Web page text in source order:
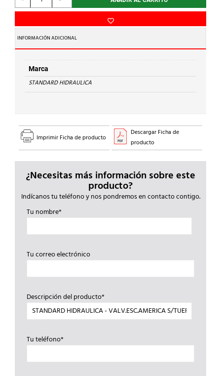
HIDRAULICA
VALV.ESC.AMERICA
S/TUERCA
1/2"-1/2"
cantidad
INFORMACIÓN ADICIONAL
Marca
STANDARD HIDRAULICA
Imprimir Ficha de producto
Descargar Ficha de
producto
¿Necesitas más información sobre este
producto?
Indícanos tu teléfono y nos pondremos en contacto contigo.
Tu nombre*
Tu correo electrónico
Descripción del producto*
Tu teléfono*